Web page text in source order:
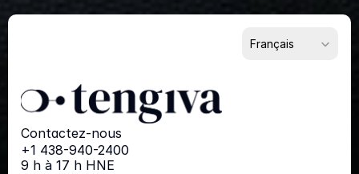
Français
Contactez-nous
+1 438-940-2400
9 h à 17 h HNE